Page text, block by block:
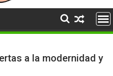
a la modernidad y